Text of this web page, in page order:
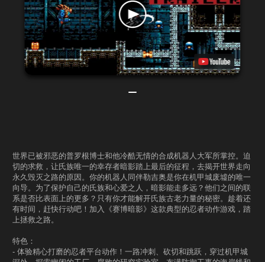
世界已被邪恶的普罗根博士和他冷酷无情的合成机器人大军所掌控。迫
切的求救，让氏族唯一的幸存者暗影踏上最后的征程，去揭开世界走向
永久毁灭之路的原因。你的机器人同伴勒吉奥是你在机甲城废墟的唯一
向导。为了保护自己的氏族和心爱之人，暗影能走多远？他们之间的联
系是否比表面上的更多？只有你才能解开氏族古老力量的秘密。趁着还
有时间，赶快行动吧！加入《赛博暗影》这款典型的忍者动作游戏，踏
上拯救之路。
特色：
- 体验精心打磨的忍者平台动作！一路冲刺、砍切和跳跃，穿过机甲城